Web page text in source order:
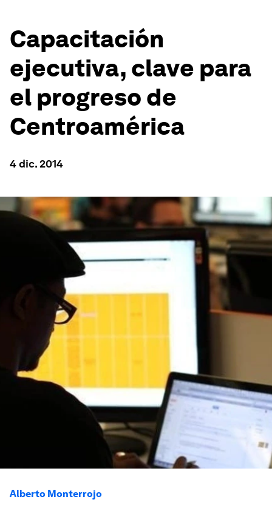
Capacitación
ejecutiva, clave para
el progreso de
Centroamérica
4 dic. 2014
Alberto Monterrojo